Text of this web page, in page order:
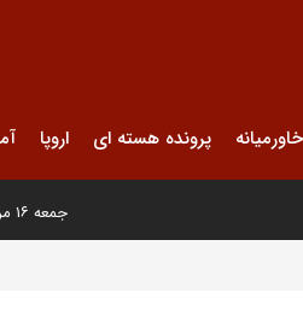
خاورمیانه پرونده هسته ای اروپا
جمعه ۱۶ مرداد ۱۴۰۵